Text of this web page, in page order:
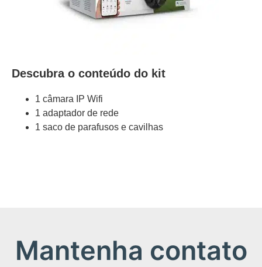
Descubra o conteúdo do kit
1 câmara IP Wifi
1 adaptador de rede
1 saco de parafusos e cavilhas
Mantenha contato